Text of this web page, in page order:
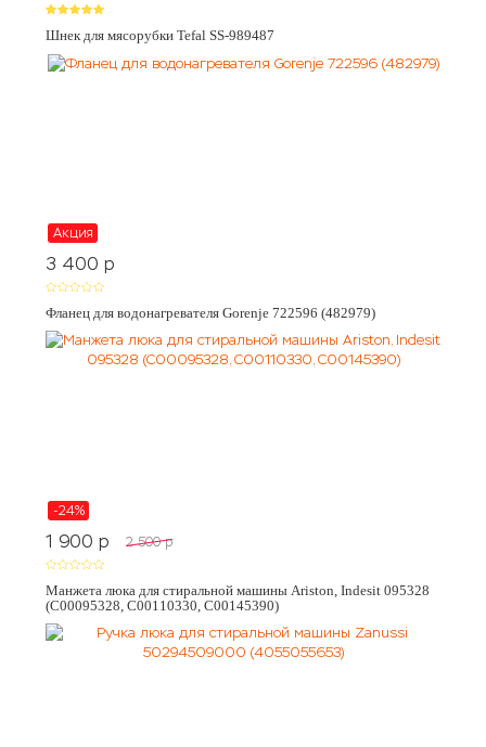
Шнек для мясорубки Tefal SS-989487
Акция
3 400 p
Фланец для водонагревателя Gorenje 722596 (482979)
-24%
1 900 p 2 500 p
Манжета люка для стиральной машины Ariston, Indesit 095328
(C00095328, C00110330, C00145390)